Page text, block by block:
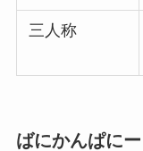
三人称
ばにかんぱにー